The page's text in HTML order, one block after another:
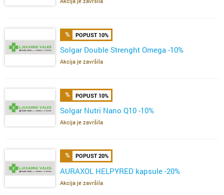
POPUST 10%
Solgar Double Strenght Omega -10%
Akcija je završila
POPUST 10%
Solgar Nutri Nano Q10 -10%
Akcija je završila
POPUST 20%
AURAXOL HELPYRED kapsule -20%
Akcija je završila